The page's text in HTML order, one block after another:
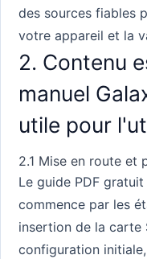
des sources fiables
votre appareil et la
2. Contenu
manuel
utile pour
2.1 Mise en route et
Le guide PDF gratuit
commence par les
insertion de la carte
configuration